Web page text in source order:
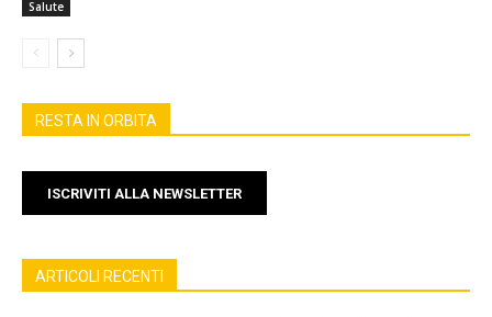
Salute
RESTA IN ORBITA
ISCRIVITI ALLA NEWSLETTER
ARTICOLI RECENTI